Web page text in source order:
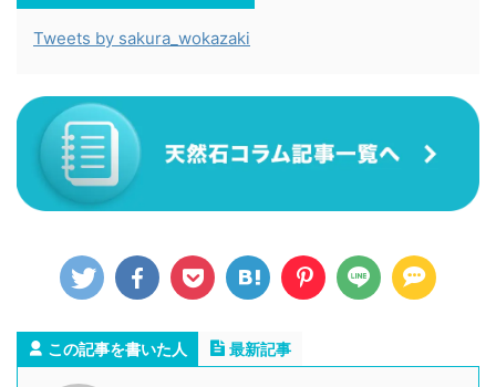
Tweets by sakura_wokazaki
この記事を書いた人 最新記事